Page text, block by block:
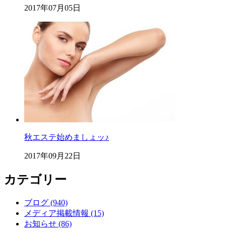
2017年07月05日
秋エステ始めましょッ♪
2017年09月22日
カテゴリー
ブログ (940)
メディア掲載情報 (15)
お知らせ (86)